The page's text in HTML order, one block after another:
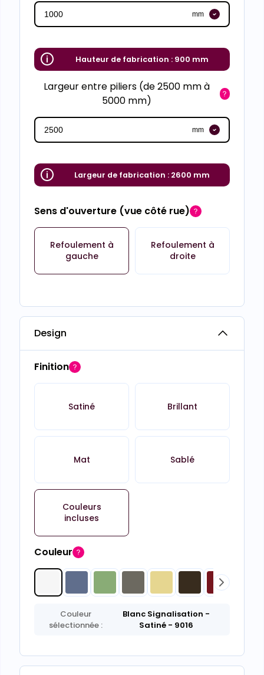
mm
Hauteur de fabrication : 900 mm
Largeur entre piliers (de 2500 mm à
5000 mm)
mm
Largeur de fabrication : 2600 mm
Sens d'ouverture (vue côté rue)
Refoulement à
gauche
Refoulement à
droite
Design
Finition
Satiné Brillant
Mat Sablé
Couleurs
incluses
Couleur
Couleur
sélectionnée :
Blanc Signalisation -
Satiné - 9016